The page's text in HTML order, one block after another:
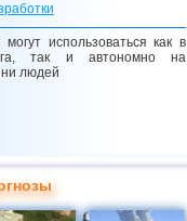
использоваться как в
так и автономно на
людей